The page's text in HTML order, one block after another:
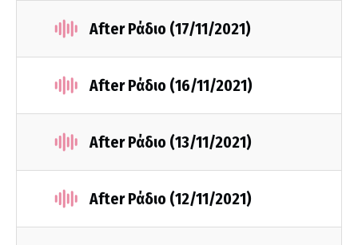
After Ράδιο (17/11/2021)
After Ράδιο (16/11/2021)
After Ράδιο (13/11/2021)
After Ράδιο (12/11/2021)